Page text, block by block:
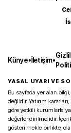
Künye•İletişim•
YASAL UYARI VE
Bu sayfada yer alan bilgi,
değildir. Yatırım
göre yetkili kurumlarla
değerlendirilmelidir.
gösterilmekle birlikte,